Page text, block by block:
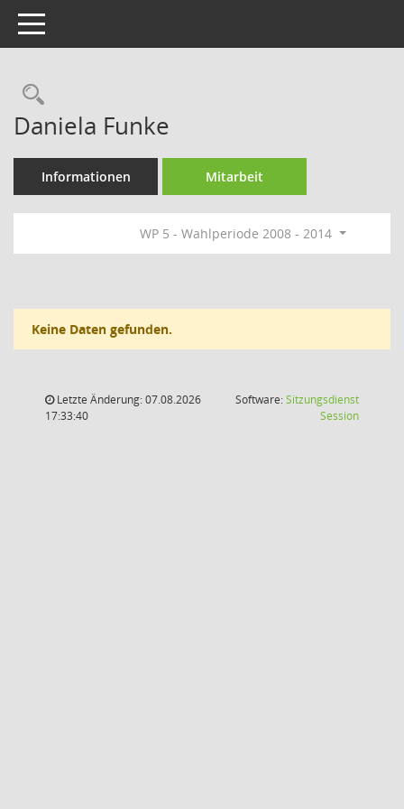
Toggle navigation
Rechercheauswahl
Daniela Funke
Informationen Mitarbeit
WP 5 - Wahlperiode 2008 - 2014
Keine Daten gefunden.
Letzte Änderung: 07.08.2026
17:33:40
Software:Sitzungsdienst
Session(Wird in